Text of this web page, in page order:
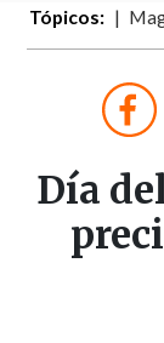
Tópicos:
Día